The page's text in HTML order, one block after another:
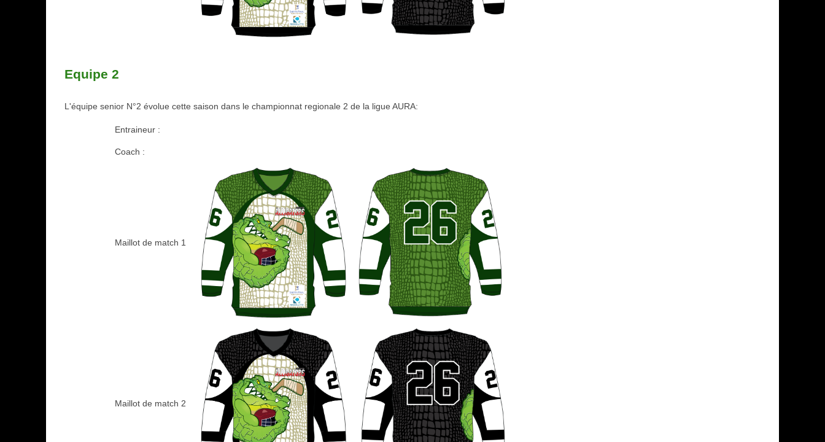
Equipe 2
L'équipe senior N°2 évolue cette saison dans le championnat regionale 2 de la ligue AURA:
Entraineur :
Coach :
Maillot de match 1
Maillot de match 2